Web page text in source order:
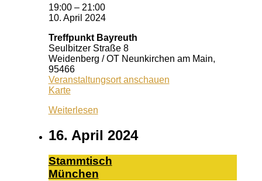
19:00 – 21:00
10. April 2024
Treffpunkt Bayreuth
Seulbitzer Straße 8
Weidenberg / OT Neunkirchen am Main,
95466
Veranstaltungsort anschauen
KarteTreffpunkt
Weiterlesen
16. April 2024
Stamm­tisch
Mün­chen